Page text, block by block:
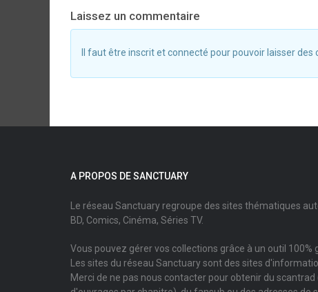
Laissez un commentaire
Il faut être inscrit et connecté pour pouvoir laisser des
A PROPOS DE SANCTUARY
Le réseau Sanctuary regroupe des sites thématiques
BD, Comics, Cinéma, Séries TV.
Vous pouvez gérer vos collections grâce à un outil 100%
Les sites du réseau Sanctuary sont des sites
Merci de ne pas nous contacter pour obtenir du scantrad